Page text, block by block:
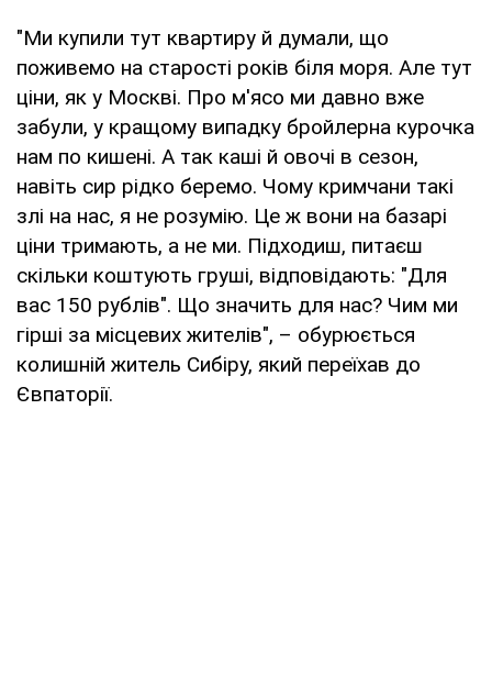
"Ми купили тут квартиру й думали, що
поживемо на старості років біля моря. Але тут
ціни, як у Москві. Про м'ясо ми давно вже
забули, у кращому випадку бройлерна курочка
нам по кишені. А так каші й овочі в сезон,
навіть сир рідко беремо. Чому кримчани такі
злі на нас, я не розумію. Це ж вони на базарі
ціни тримають, а не ми. Підходиш, питаєш
скільки коштують груші, відповідають: "Для
вас 150 рублів". Що значить для нас? Чим ми
гірші за місцевих жителів", – обурюється
колишній житель Сибіру, який переїхав до
Євпаторії.